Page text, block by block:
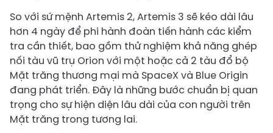
So với sứ mệnh Artemis 2, Artemis 3 sẽ kéo dài lâu
hơn 4 ngày để phi hành đoàn tiến hành các kiểm
tra cần thiết, bao gồm thử nghiệm khả năng ghép
nối tàu vũ trụ Orion với một hoặc cả 2 tàu đổ bộ
Mặt trăng thương mại mà SpaceX và Blue Origin
đang phát triển. Đây là những bước chuẩn bị quan
trọng cho sự hiện diện lâu dài của con người trên
Mặt trăng trong tương lai.